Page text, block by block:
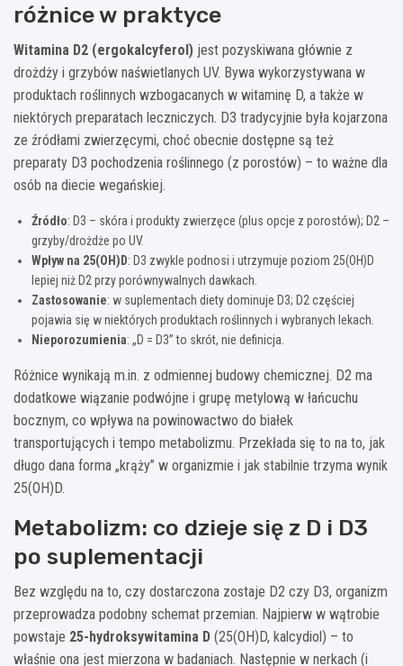
różnice w praktyce
Witamina D2 (ergokalcyferol) jest pozyskiwana głównie z
drożdży i grzybów naświetlanych UV. Bywa wykorzystywana w
produktach roślinnych wzbogacanych w witaminę D, a także w
niektórych preparatach leczniczych. D3 tradycyjnie była kojarzona
ze źródłami zwierzęcymi, choć obecnie dostępne są też
preparaty D3 pochodzenia roślinnego (z porostów) – to ważne dla
osób na diecie wegańskiej.
Źródło: D3 – skóra i produkty zwierzęce (plus opcje z porostów); D2 –
grzyby/drożdże po UV.
Wpływ na 25(OH)D: D3 zwykle podnosi i utrzymuje poziom 25(OH)D
lepiej niż D2 przy porównywalnych dawkach.
Zastosowanie: w suplementach diety dominuje D3; D2 częściej
pojawia się w niektórych produktach roślinnych i wybranych lekach.
Nieporozumienia: „D = D3” to skrót, nie definicja.
Różnice wynikają m.in. z odmiennej budowy chemicznej. D2 ma
dodatkowe wiązanie podwójne i grupę metylową w łańcuchu
bocznym, co wpływa na powinowactwo do białek
transportujących i tempo metabolizmu. Przekłada się to na to, jak
długo dana forma „krąży” w organizmie i jak stabilnie trzyma wynik
25(OH)D.
Metabolizm: co dzieje się z D i D3
po suplementacji
Bez względu na to, czy dostarczona zostaje D2 czy D3, organizm
przeprowadza podobny schemat przemian. Najpierw w wątrobie
powstaje 25-hydroksywitamina D (25(OH)D, kalcydiol) – to
właśnie ona jest mierzona w badaniach. Następnie w nerkach (i